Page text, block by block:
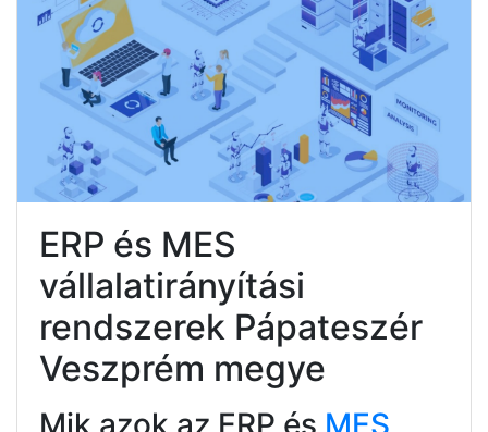
ERP és MES
vállalatirányítási
rendszerek Pápateszér
Veszprém megye
Mik azok az ERP és MES